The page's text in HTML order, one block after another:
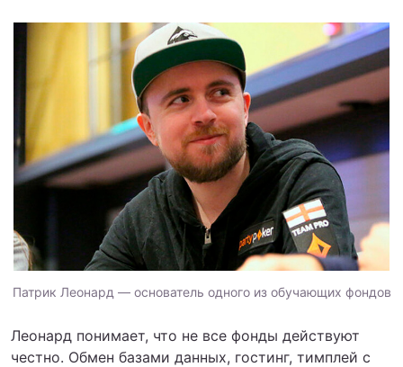
Патрик Леонард — основатель одного из обучающих фондов
Леонард понимает, что не все фонды действуют
честно. Обмен базами данных, гостинг, тимплей с